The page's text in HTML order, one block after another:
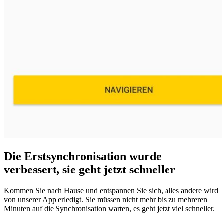
Die Erstsynchronisation wurde
verbessert, sie geht jetzt schneller
Kommen Sie nach Hause und entspannen Sie sich, alles andere wird
von unserer App erledigt. Sie müssen nicht mehr bis zu mehreren
Minuten auf die Synchronisation warten, es geht jetzt viel schneller.